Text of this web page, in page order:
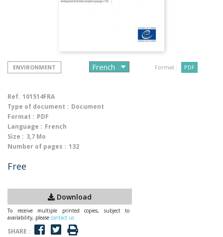
ENVIRONMENT Format : PDF
Ref. 101514FRA
Type of document : Document
Format : PDF
Language : French
Size : 3,7 Mo
Number of pages : 132
Free
Download
To receive multiple printed copies, subject to
availability, please contact us
SHARE :